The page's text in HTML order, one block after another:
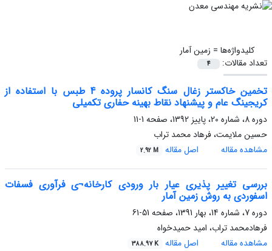
کلیدواژه‌ها = زمین آمار
تعداد مقالات:
4
تخمین خاکستر زغال سنگ کانسار پروده 4 طبس با استفاده از
کریجینگ عام و پیشنهاد نقاط بهینه حفاری تکمیلی
دوره 8، شماره 20، پاییز 1392، صفحه
1-11
حسین ملایمت، فرهاد محمد تراب
مشاهده مقاله
اصل مقاله 2.92 M
بررسی تغییر پذیری عیار بار ورودی کارخانه¬ی فرآوری فسفات
اسفوردی به روش زمین آمار
دوره 7، شماره 14، بهار 1391، صفحه
51-61
فرهادمحمد تراب، امید حمیدخواه
مشاهده مقاله
اصل مقاله 388.97 K